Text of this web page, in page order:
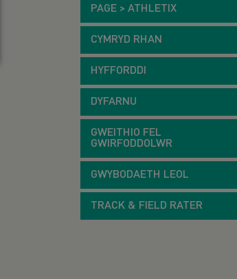
PAGE > ATHLETIX
CYMRYD RHAN
HYFFORDDI
DYFARNU
GWEITHIO FEL
GWIRFODDOLWR
GWYBODAETH LEOL
TRACK & FIELD RATER